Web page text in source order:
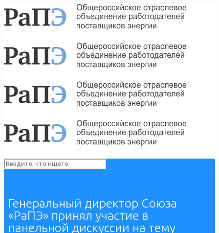
Генеральный директор Союза
«РаПЭ» принял участие в
панельной дискуссии на тему